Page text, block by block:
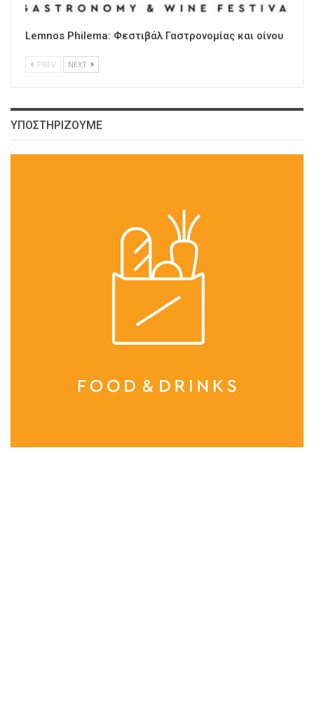
Lemnos Philema: Φεστιβάλ Γαστρονομίας και οίνου
PREV NEXT
ΥΠΟΣΤΗΡΙΖΟΥΜΕ